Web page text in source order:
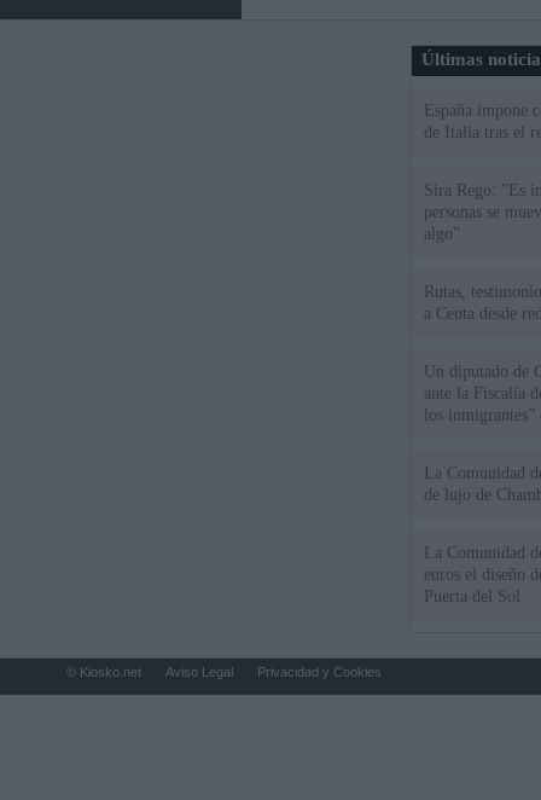
Últimas
España impone
de Italia tras el
Sira Rego: "Es
personas se
algo"
Rutas,
a Ceuta desde
Un diputado de
ante la Fiscalía
los inmigrantes”
La Comunidad
de lujo de
La Comunidad
euros el diseño
Puerta del Sol
© Kiosko.net Aviso Legal Privacidad y Cookies